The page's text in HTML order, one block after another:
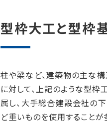
型枠大工と型枠
柱や梁など、建築物の主な
に対して、上記のような型
属し、大手総合建設会社の
ど重いものを使用することが